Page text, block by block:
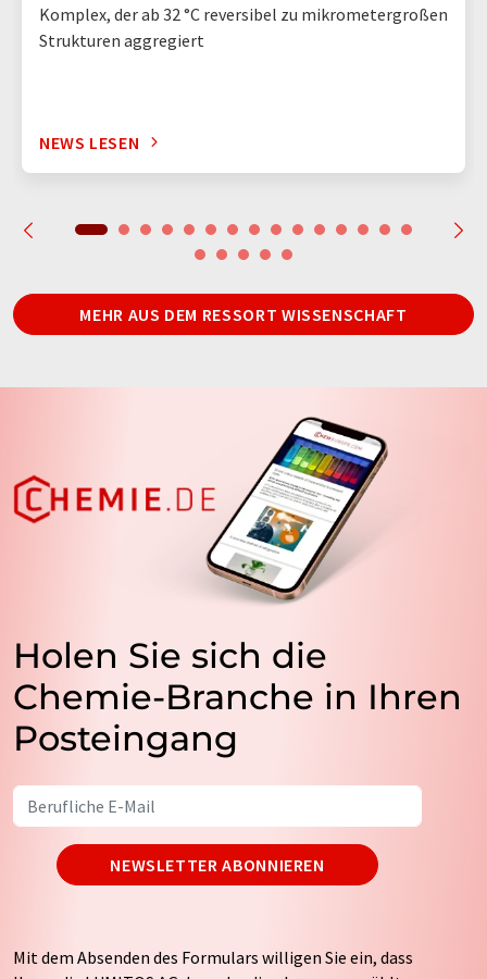
Komplex, der ab 32 °C reversibel zu mikrometergroßen
Strukturen aggregiert
NEWS LESEN
MEHR AUS DEM RESSORT WISSENSCHAFT
Holen Sie sich die
Chemie-Branche in Ihren
Posteingang
NEWSLETTER ABONNIEREN
Mit dem Absenden des Formulars willigen Sie ein, dass